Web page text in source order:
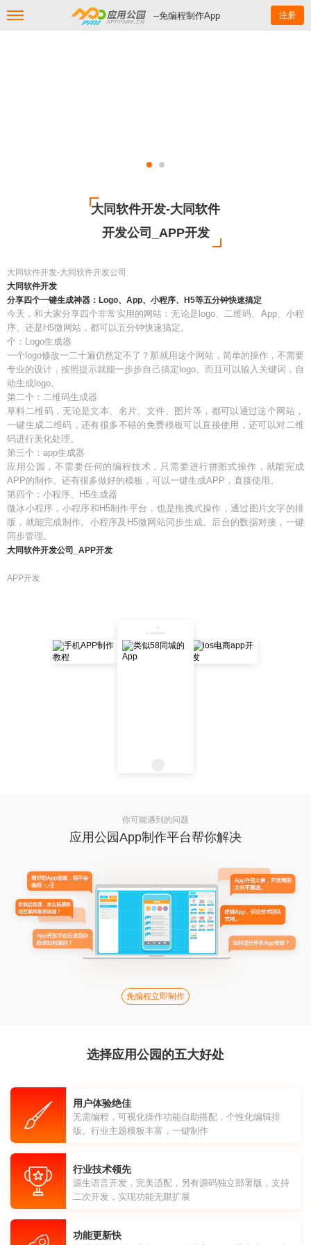
--免编程制作App 注册
大同软件开发-大同软件
开发公司_APP开发
大同软件开发-大同软件开发公司
大同软件开发
分享四个一键生成神器：Logo、App、小程序、H5等五分钟快速搞定
今天，和大家分享四个非常实用的网站：无论是logo、二维码、App、小程
序、还是H5微网站，都可以五分钟快速搞定。
个：Logo生成器
一个logo修改一二十遍仍然定不了？那就用这个网站，简单的操作，不需要
专业的设计，按照提示就能一步步自己搞定logo。而且可以输入关键词，自
动生成logo。
第二个：二维码生成器
草料二维码，无论是文本、名片、文件、图片等，都可以通过这个网站，
一键生成二维码，还有很多不错的免费模板可以直接使用，还可以对二维
码进行美化处理。
第三个：app生成器
应用公园，不需要任何的编程技术，只需要进行拼图式操作，就能完成
APP的制作。还有很多做好的模板，可以一键生成APP，直接使用。
第四个：小程序、H5生成器
微冰小程序，小程序和H5制作平台，也是拖拽式操作，通过图片文字的排
版，就能完成制作。小程序及H5微网站同步生成。后台的数据对接，一键
同步管理。
大同软件开发公司_APP开发
APP开发
你可能遇到的问题
应用公园App制作平台帮你解决
免编程立即制作
选择应用公园的五大好处
用户体验绝佳
无需编程，可视化操作功能自助搭配，个性化编辑排
版。行业主题模板丰富，一键制作
行业技术领先
源生语言开发，完美适配，另有源码独立部署版，支持
二次开发，实现功能无限扩展
功能更新快